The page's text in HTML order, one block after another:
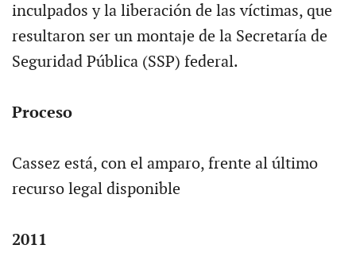
inculpados y la liberación de las víctimas, que
resultaron ser un montaje de la Secretaría de
Seguridad Pública (SSP) federal.
Proceso
Cassez está, con el amparo, frente al último
recurso legal disponible
2011